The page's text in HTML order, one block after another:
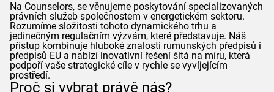
Na Counselors, se věnujeme poskytování specializovaných
právních služeb společnostem v energetickém sektoru.
Rozumíme složitosti tohoto dynamického trhu a
jedinečným regulačním výzvám, které představuje. Náš
přístup kombinuje hluboké znalosti rumunských předpisů i
předpisů EU a nabízí inovativní řešení šitá na míru, která
podpoří vaše strategické cíle v rychle se vyvíjejícím
prostředí.
Proč si vybrat právě nás?